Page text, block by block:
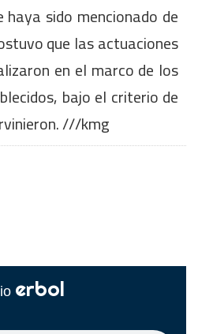
sido mencionado de
que las actuaciones
en el marco de los
bajo el criterio de
///kmg
erbol